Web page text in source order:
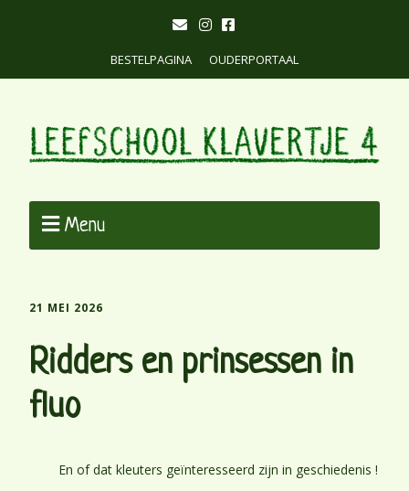
BESTELPAGINA OUDERPORTAAL
Menu
21 MEI 2026
Ridders en prinsessen in
fluo
En of dat kleuters geïnteresseerd zijn in geschiedenis !